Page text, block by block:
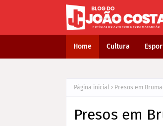
Home Cultura
Página inicial Presos em
Presos em